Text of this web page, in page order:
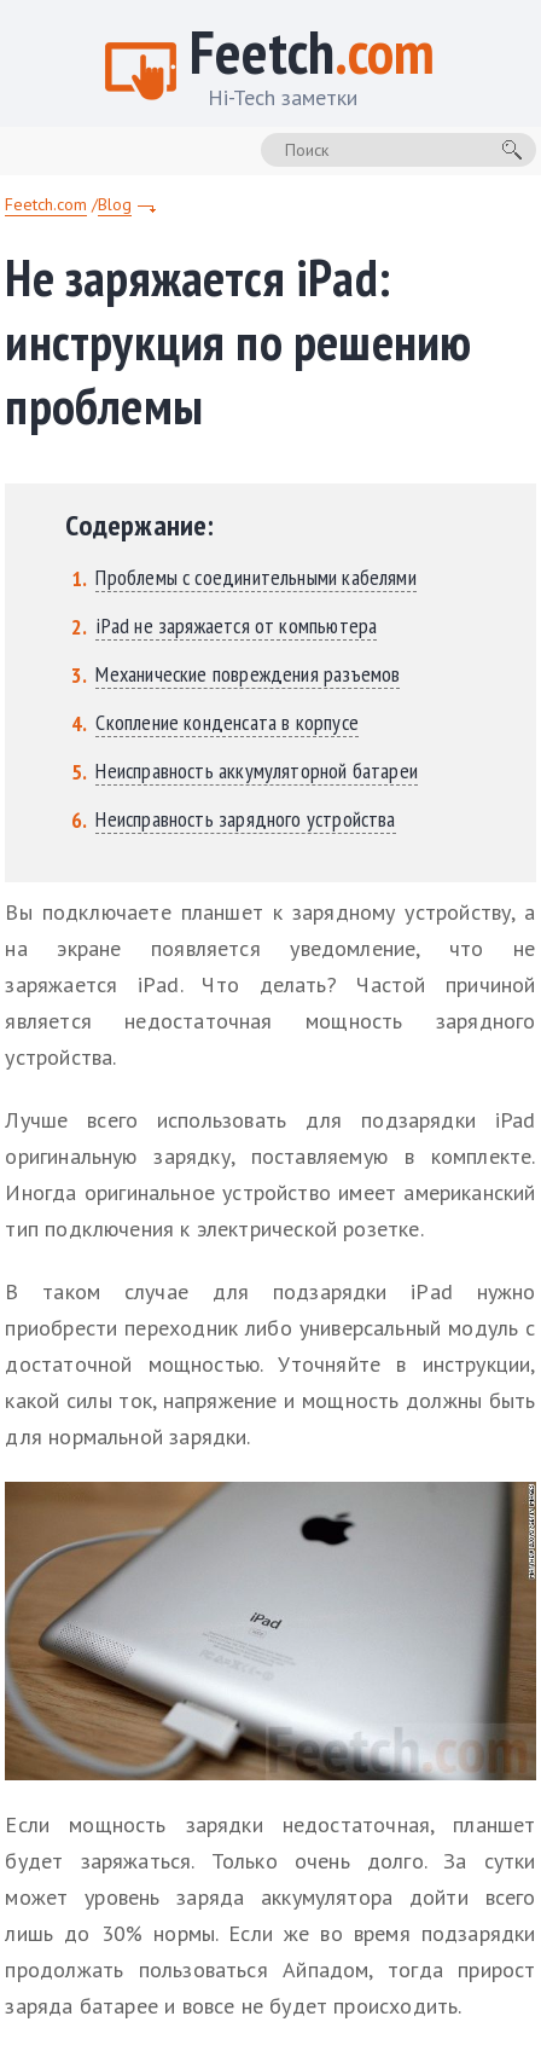
Feetch.com
Hi-Tech заметки
Feetch.com Blog
Не заряжается iРad:
инструкция по решению
проблемы
Содержание:
Проблемы с соединительными кабелями
iPad не заряжается от компьютера
Механические повреждения разъемов
Скопление конденсата в корпусе
Неисправность аккумуляторной батареи
Неисправность зарядного устройства
Вы подключаете планшет к зарядному устройству, а
на экране появляется уведомление, что не
заряжается iРad. Что делать? Частой причиной
является недостаточная мощность зарядного
устройства.
Лучше всего использовать для подзарядки iPad
оригинальную зарядку, поставляемую в комплекте.
Иногда оригинальное устройство имеет американский
тип подключения к электрической розетке.
В таком случае для подзарядки iРad нужно
приобрести переходник либо универсальный модуль с
достаточной мощностью. Уточняйте в инструкции,
какой силы ток, напряжение и мощность должны быть
для нормальной зарядки.
Если мощность зарядки недостаточная, планшет
будет заряжаться. Только очень долго. За сутки
может уровень заряда аккумулятора дойти всего
лишь до 30% нормы. Если же во время подзарядки
продолжать пользоваться Айпадом, тогда прирост
заряда батарее и вовсе не будет происходить.